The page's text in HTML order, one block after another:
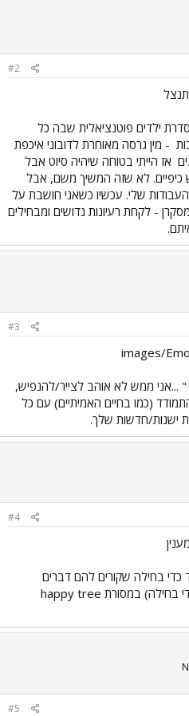
#2
ילדים פוטנציאלית שבה כל
- מין גרסה מאוחרת לדובוני איכפת
אז הייתי בטוחה שיהיה סיוט אבל
כיפיים. לא שזה המשיך משם, אבל
שלי. עכשיו כשאני חושבת על
- לקחת רעיונות נדושים ומבחילים
#3
...אני ממש לא אוהב לצייר/להנפיש,
(כמו בחיים האמיתיים) עם כל
ישנות/חדשות שלך.
#4
כדי בחילה שקורים להם דברים
מחרידים (גם כמובן עד כדי בחילה) במסורת happy tree
#5